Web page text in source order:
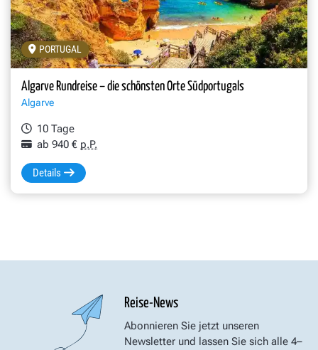
PORTUGAL
Algarve Rundreise – die schönsten Orte Südportugals
Algarve
10 Tage
ab 940 € p.P.
Details
Reise-News
Abonnieren Sie jetzt unseren
Newsletter und lassen Sie sich alle 4–